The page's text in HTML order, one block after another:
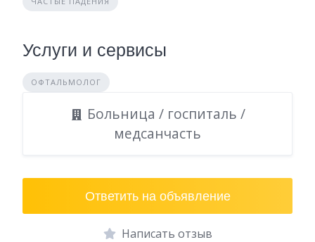
Услуги и сервисы
ОФТАЛЬМОЛОГ
Больница / госпиталь /
медсанчасть
Ответить на объявление
Написать отзыв